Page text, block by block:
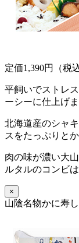
定価1,390円（税込
平飼いでストレ
ーシーに仕上げま
北海道産のシャ
スをたっぷりと
肉の味が濃い大
ルタルのコンビ
×
山陰名物かに寿し